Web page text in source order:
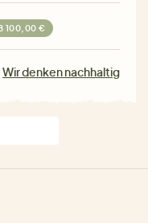
100,00 €
Wir denken nachhaltig